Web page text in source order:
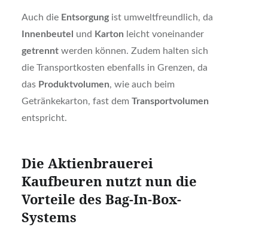
Auch die Entsorgung ist umweltfreundlich, da
Innenbeutel und Karton leicht voneinander
getrennt werden können. Zudem halten sich
die Transportkosten ebenfalls in Grenzen, da
das Produktvolumen, wie auch beim
Getränkekarton, fast dem Transportvolumen
entspricht.
Die Aktienbrauerei
Kaufbeuren nutzt nun die
Vorteile des Bag-In-Box-
Systems